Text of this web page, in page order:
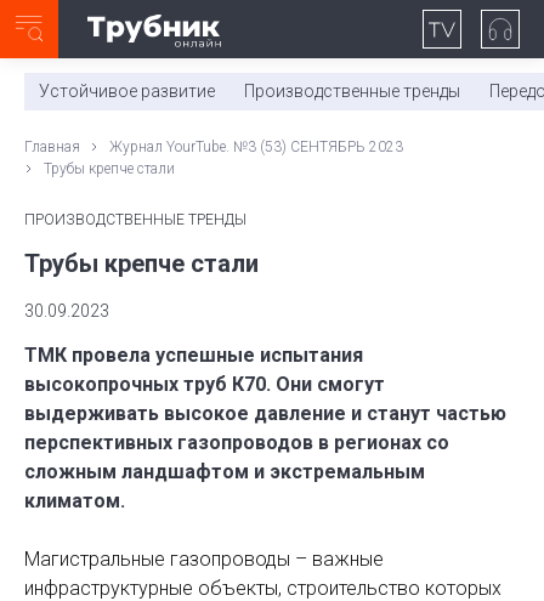
0:00/ 11:03
Устойчивое развитие Производственные тренды
Главная
Журнал YourTube. №3 (53) СЕНТЯБРЬ 2023
Трубы крепче стали
ПРОИЗВОДСТВЕННЫЕ ТРЕНДЫ
Трубы крепче стали
30.09.2023
ТМК провела успешные испытания
высокопрочных труб К70. Они смогут
выдерживать высокое давление и станут частью
перспективных газопроводов в регионах со
сложным ландшафтом и экстремальным
климатом.
Магистральные газопроводы – важные
инфраструктурные объекты, строительство которых